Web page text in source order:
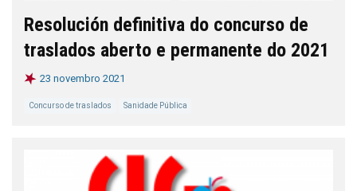
Resolución definitiva do concurso de
traslados aberto e permanente do 2021
23 novembro 2021
Concurso de traslados Sanidade Pública